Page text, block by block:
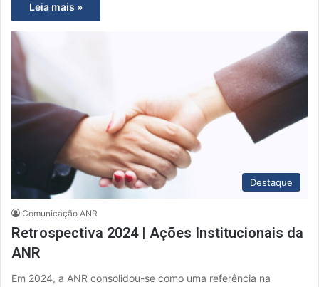
Leia mais »
Destaque
Comunicação ANR
Retrospectiva 2024 | Ações Institucionais da
ANR
Em 2024, a ANR consolidou-se como uma referência na